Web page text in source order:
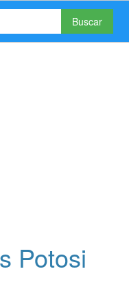
Buscar
Potosi